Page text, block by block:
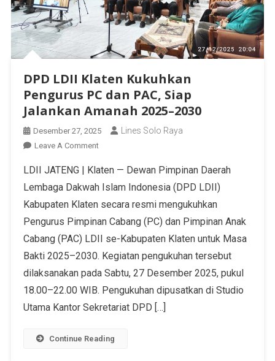
DPD LDII Klaten Kukuhkan
Pengurus PC dan PAC, Siap
Jalankan Amanah 2025–2030
Desember 27, 2025 Lines Solo Raya
Leave A Comment
LDII JATENG | Klaten — Dewan Pimpinan Daerah
Lembaga Dakwah Islam Indonesia (DPD LDII)
Kabupaten Klaten secara resmi mengukuhkan
Pengurus Pimpinan Cabang (PC) dan Pimpinan Anak
Cabang (PAC) LDII se-Kabupaten Klaten untuk Masa
Bakti 2025–2030. Kegiatan pengukuhan tersebut
dilaksanakan pada Sabtu, 27 Desember 2025, pukul
18.00–22.00 WIB. Pengukuhan dipusatkan di Studio
Utama Kantor Sekretariat DPD […]
Continue Reading